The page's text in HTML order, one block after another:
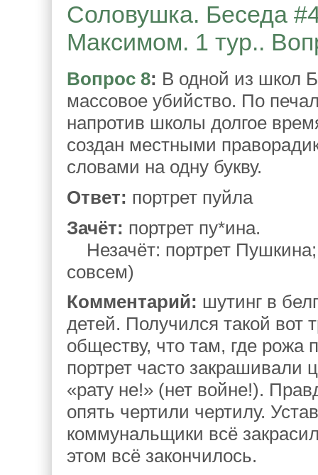
Соловушка. Беседа
Максимом. 1 тур..
Вопрос 8: В одной из школ
массовое убийство. По
напротив школы долгое
создан местными
словами на одну букву.
Ответ: портрет пуйла
Зачёт: портрет пу*ина.
Незачёт: портрет
совсем)
Комментарий: шутинг в
детей. Получился такой вот
обществу, что там, где рожа
портрет часто
«рату не!» (нет войне!).
опять чертили чертилу.
коммунальщики всё
этом всё закончилось.